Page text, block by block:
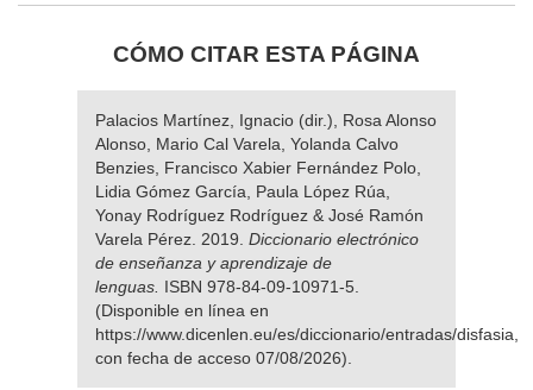
CÓMO CITAR ESTA PÁGINA
Palacios Martínez, Ignacio (dir.), Rosa Alonso
Alonso, Mario Cal Varela, Yolanda Calvo
Benzies, Francisco Xabier Fernández Polo,
Lidia Gómez García, Paula López Rúa,
Yonay Rodríguez Rodríguez & José Ramón
Varela Pérez. 2019. Diccionario electrónico
de enseñanza y aprendizaje de
lenguas. ISBN 978-84-09-10971-5.
(Disponible en línea en
https://www.dicenlen.eu/es/diccionario/entradas/disfasia,
con fecha de acceso 07/08/2026).